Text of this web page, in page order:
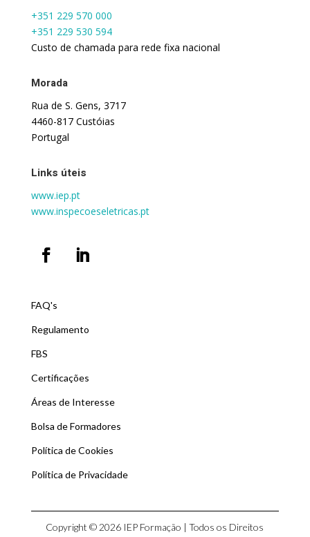
+351 229 570 000
+351 229 530 594
Custo de chamada para rede fixa nacional
Morada
Rua de S. Gens, 3717
4460-817 Custóias
Portugal
Links úteis
www.iep.pt
www.inspecoeseletricas.pt
FAQ's
Regulamento
FBS
Certificações
Áreas de Interesse
Bolsa de Formadores
Política de Cookies
Política de Privacidade
Copyright © 2026 IEP Formação | Todos os Direitos